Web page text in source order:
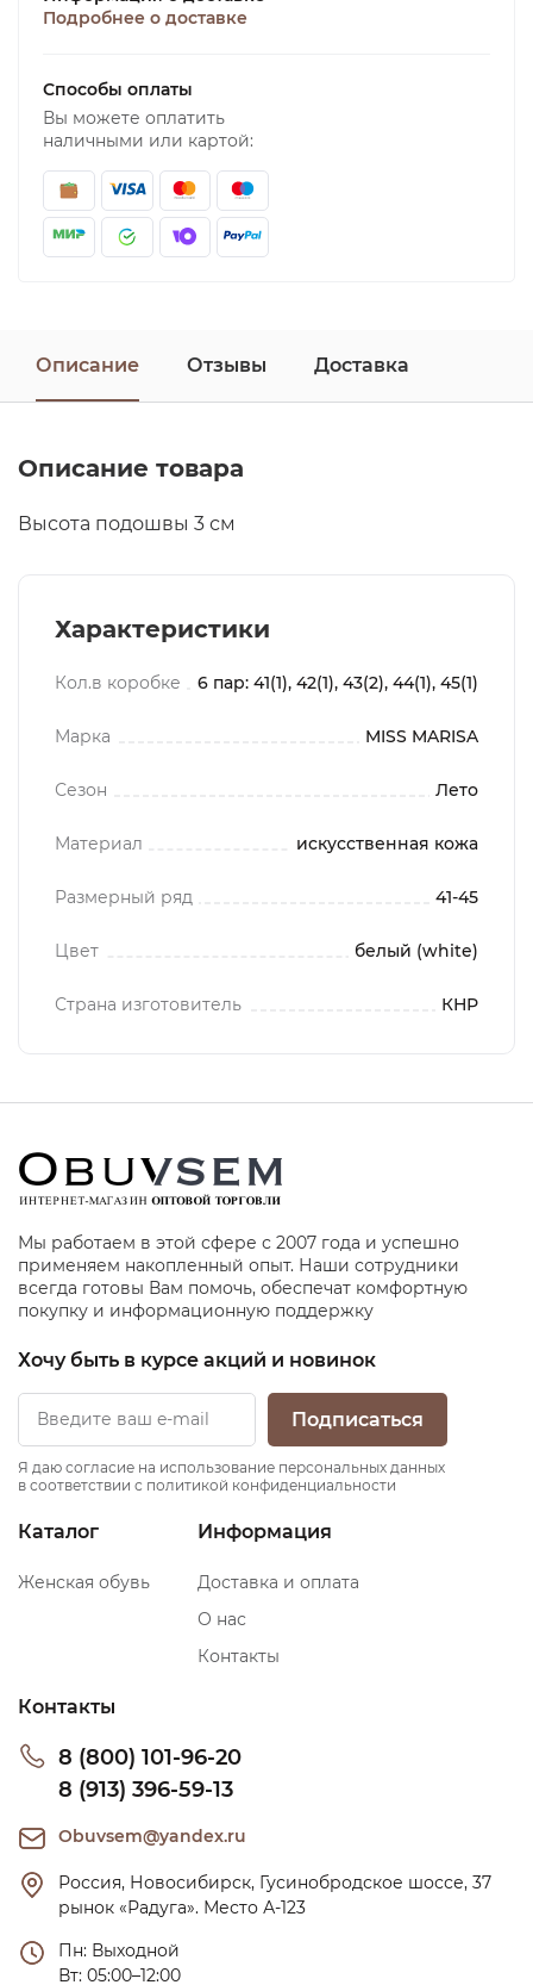
Подробнее о доставке
Способы оплаты
Вы можете оплатить
наличными или картой:
Описание Отзывы Доставка
Описание товара
Высота подошвы 3 см
Характеристики
Кол.в коробке 6 пар: 41(1), 42(1), 43(2), 44(1), 45(1)
Марка MISS MARISA
Сезон Лето
Материал искусственная кожа
Размерный ряд 41-45
Цвет белый (white)
Страна изготовитель КНР
Мы работаем в этой сфере с 2007 года и успешно
применяем накопленный опыт. Наши сотрудники
всегда готовы Вам помочь, обеспечат комфортную
покупку и информационную поддержку
Хочу быть в курсе акций и новинок
Подписаться
Я даю согласие на использование персональных данных
в соответствии с политикой конфиденциальности
Каталог
Женская обувь
Информация
Доставка и оплата
О нас
Контакты
Контакты
8 (800) 101-96-20
8 (913) 396-59-13
Obuvsem@yandex.ru
Россия, Новосибирск, Гусинобродское шоссе, 37
рынок «Радуга». Место А-123
Пн: Выходной
Вт: 05:00–12:00